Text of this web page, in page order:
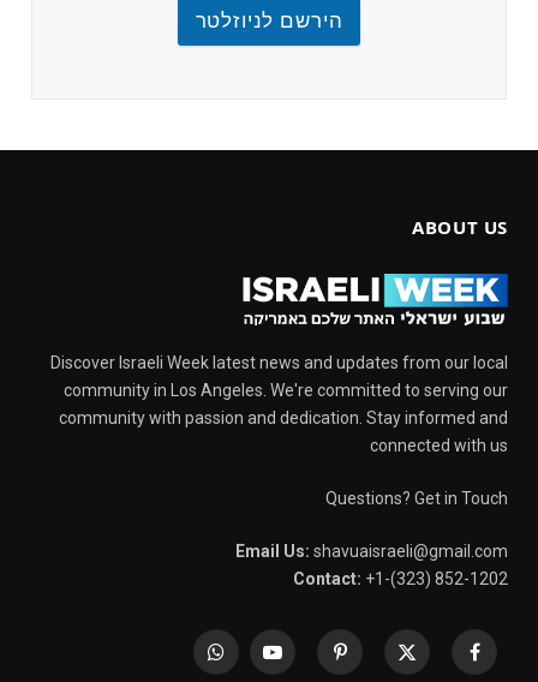
הירשם לניוזלטר
ABOUT US
Discover Israeli Week latest news and updates from our local
community in Los Angeles. We're committed to serving our
community with passion and dedication. Stay informed and
connected with us
Questions? Get in Touch
Email Us: shavuaisraeli@gmail.com
Contact: +1-(323) 852-1202
Facebook
X
Pinterest
YouTube
WhatsApp